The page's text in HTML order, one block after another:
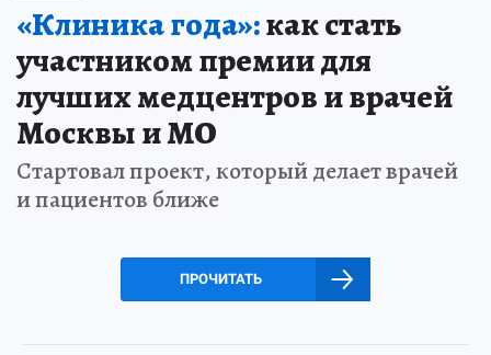
«Клиника года»:как стать
участником премии для
лучших медцентров и врачей
Москвы и МО
Стартовал проект, который делает врачей
и пациентов ближе
ПРОЧИТАТЬ